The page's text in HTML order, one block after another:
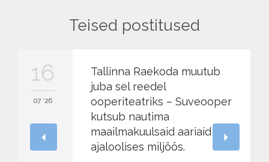
Teised postitused
16
07 '26
Tallinna Raekoda muutub
juba sel reedel
ooperiteatriks – Suveooper
kutsub nautima
maailmakuulsaid aariaid
ajaloolises miljöös.